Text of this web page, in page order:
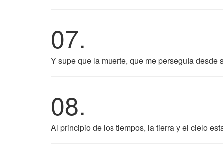
07.
Y supe que la muerte, que me perseguía desde
08.
Al principio de los tiempos, la tierra y el cielo